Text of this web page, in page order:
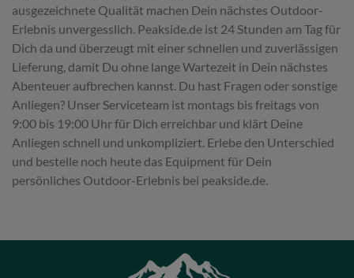
ausgezeichnete Qualität machen Dein nächstes Outdoor-
Erlebnis unvergesslich. Peakside.de ist 24 Stunden am Tag für
Dich da und überzeugt mit einer schnellen und zuverlässigen
Lieferung, damit Du ohne lange Wartezeit in Dein nächstes
Abenteuer aufbrechen kannst. Du hast Fragen oder sonstige
Anliegen? Unser Serviceteam ist montags bis freitags von
9:00 bis 19:00 Uhr für Dich erreichbar und klärt Deine
Anliegen schnell und unkompliziert. Erlebe den Unterschied
und bestelle noch heute das Equipment für Dein
persönliches Outdoor-Erlebnis bei peakside.de.